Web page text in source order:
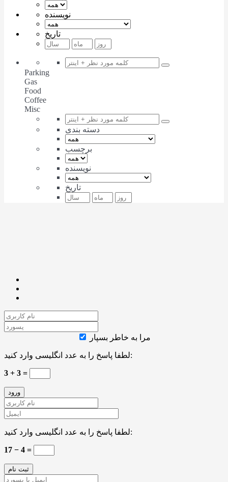
نویسنده
تاریخ
Parking
Gas
Food
Coffee
Misc
دسته بندی
برچسب
نویسنده
تاریخ
مرا به خاطر بسپار
لطفا پاسخ را به عدد انگلیسی وارد کنید:
3 + 3 =
لطفا پاسخ را به عدد انگلیسی وارد کنید:
17 − 4 =